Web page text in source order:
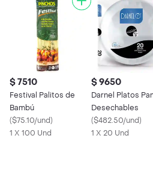
$ 7510
Festival Palitos de
Bambú
($75.10/und)
1 X 100 Und
$ 9650
Darnel Platos
Desechables
($482.50/und)
1 X 20 Und